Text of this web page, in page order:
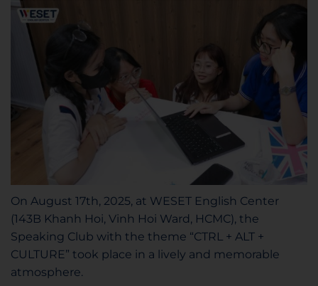
On August 17th, 2025, at WESET English Center
(143B Khanh Hoi, Vinh Hoi Ward, HCMC), the
Speaking Club with the theme “CTRL + ALT +
CULTURE” took place in a lively and memorable
atmosphere.